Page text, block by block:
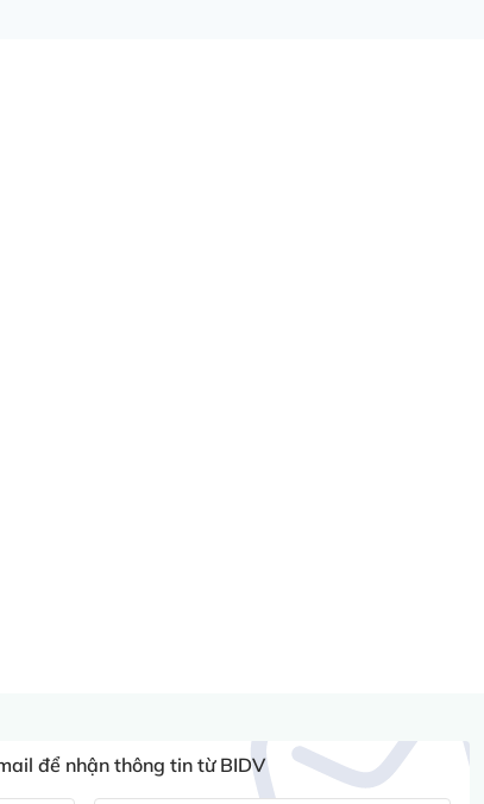
để nhận thông tin từ BIDV